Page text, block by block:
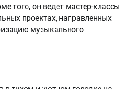
того, он ведет мастер-классы
проектах, направленных
музыкального